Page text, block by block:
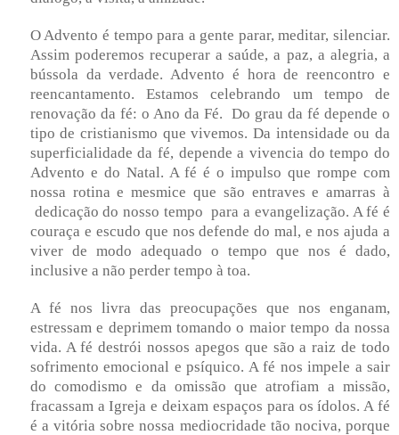
O Advento é tempo para a gente parar, meditar, silenciar.
Assim poderemos recuperar a saúde, a paz, a alegria, a
bússola da verdade. Advento é hora de reencontro e
reencantamento. Estamos celebrando um tempo de
renovação da fé: o Ano da Fé. Do grau da fé depende o
tipo de cristianismo que vivemos. Da intensidade ou da
superficialidade da fé, depende a vivencia do tempo do
Advento e do Natal. A fé é o impulso que rompe com
nossa rotina e mesmice que são entraves e amarras à
dedicação do nosso tempo para a evangelização. A fé é
couraça e escudo que nos defende do mal, e nos ajuda a
viver de modo adequado o tempo que nos é dado,
inclusive a não perder tempo à toa.
A fé nos livra das preocupações que nos enganam,
estressam e deprimem tomando o maior tempo da nossa
vida. A fé destrói nossos apegos que são a raiz de todo
sofrimento emocional e psíquico. A fé nos impele a sair
do comodismo e da omissão que atrofiam a missão,
fracassam a Igreja e deixam espaços para os ídolos. A fé
é a vitória sobre nossa mediocridade tão nociva, porque